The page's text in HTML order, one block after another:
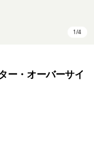
ー・オーバーサイ